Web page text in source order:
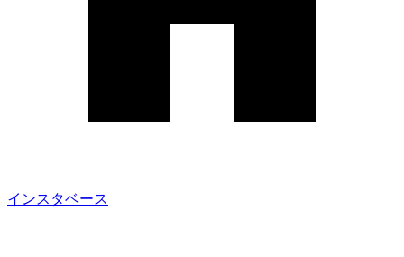
インスタベース